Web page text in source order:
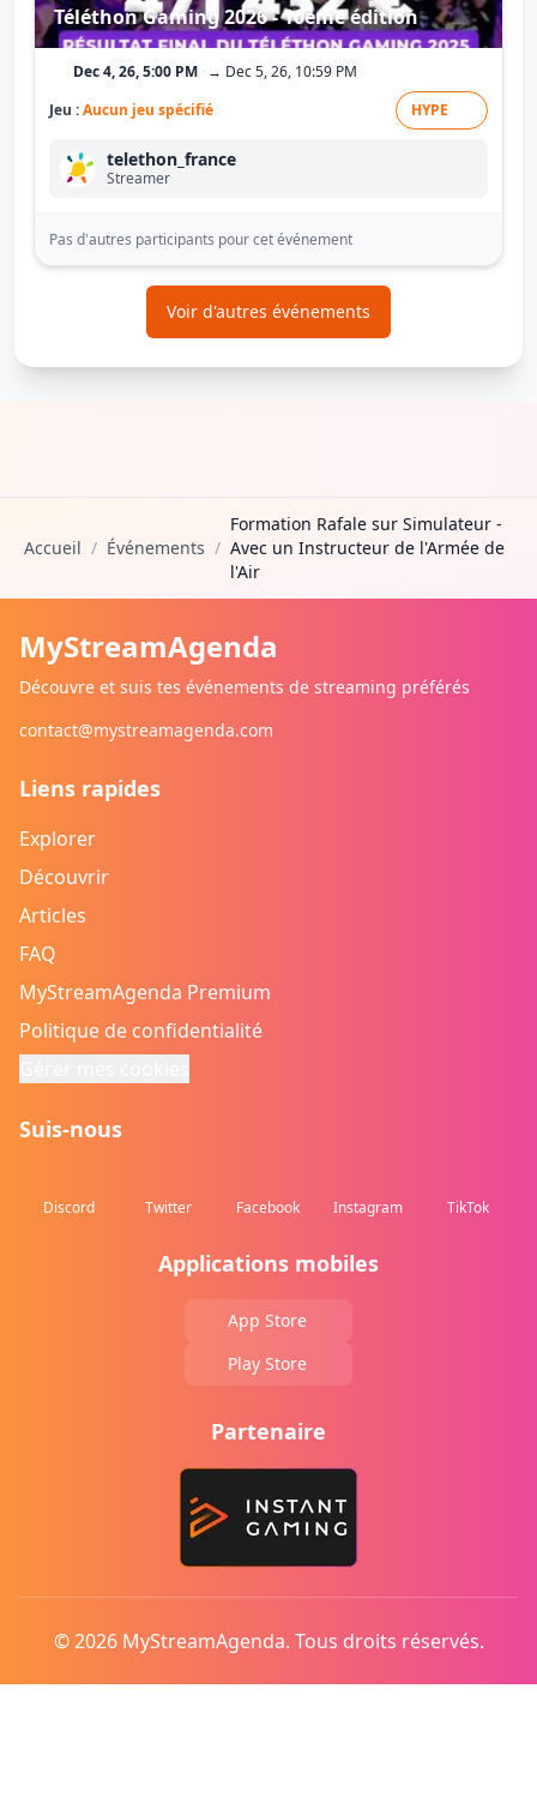
Téléthon Gaming 2026 - 10ème édition
Dec 4, 26, 5:00 PM → Dec 5, 26, 10:59 PM
Jeu :Aucun jeu spécifié HYPE
telethon_france
Streamer
Pas d'autres participants pour cet événement
Voir d'autres événements
Accueil / Événements /
Formation Rafale sur Simulateur -
Avec un Instructeur de l'Armée de
l'Air
MyStreamAgenda
Découvre et suis tes événements de streaming préférés
contact@mystreamagenda.com
Liens rapides
Explorer
Découvrir
Articles
FAQ
MyStreamAgenda Premium
Politique de confidentialité
Suis-nous
Discord Twitter Facebook Instagram TikTok
Applications mobiles
App Store
Play Store
Partenaire
© 2026 MyStreamAgenda. Tous droits réservés.